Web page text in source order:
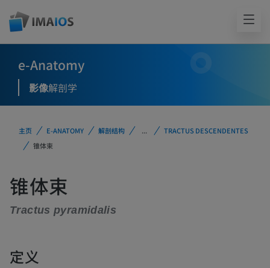
e-Anatomy
影像解剖学
主页 E-ANATOMY 解剖结构 ...
TRACTUS DESCENDENTES
锥体束
锥体束
Tractus pyramidalis
定义